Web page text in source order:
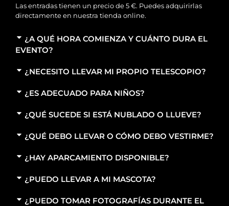
Las entradas tienen un precio de 5 €. Puedes adquirirlas
directamente en nuestra tienda online.
¿A QUÉ HORA COMIENZA Y CUÁNTO DURA EL
EVENTO?
¿NECESITO LLEVAR MI PROPIO TELESCOPIO?
¿ES ADECUADO PARA NIÑOS?
¿QUÉ SUCEDE SI ESTÁ NUBLADO O LLUEVE?
¿QUÉ DEBO LLEVAR O CÓMO DEBO VESTIRME?
¿HAY APARCAMIENTO DISPONIBLE?
¿PUEDO LLEVAR A MI MASCOTA?
¿PUEDO TOMAR FOTOGRAFÍAS DURANTE EL